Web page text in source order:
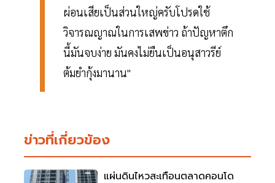
ผ่อนเสียเป็นส่วนใหญ่ครับโปรดใช้
วิจารณญาณในการเสพข่าว ถ้าปัญหาตึก
นี้มันจบง่าย มันคงไม่ยืนเป็นอนุสาวรีย์
ต้มยำกุ้งมานาน"
ข่าวที่เกี่ยวข้อง
แผ่นดินไหวสะเทือนตลาดคอนโด